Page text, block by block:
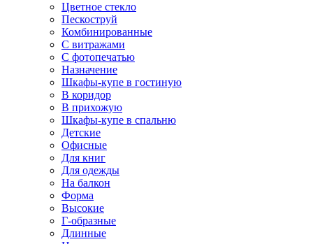
Цветное стекло
Пескоструй
Комбинированные
С витражами
С фотопечатью
Назначение
Шкафы-купе в гостиную
В коридор
В прихожую
Шкафы-купе в спальню
Детские
Офисные
Для книг
Для одежды
На балкон
Форма
Высокие
Г-образные
Длинные